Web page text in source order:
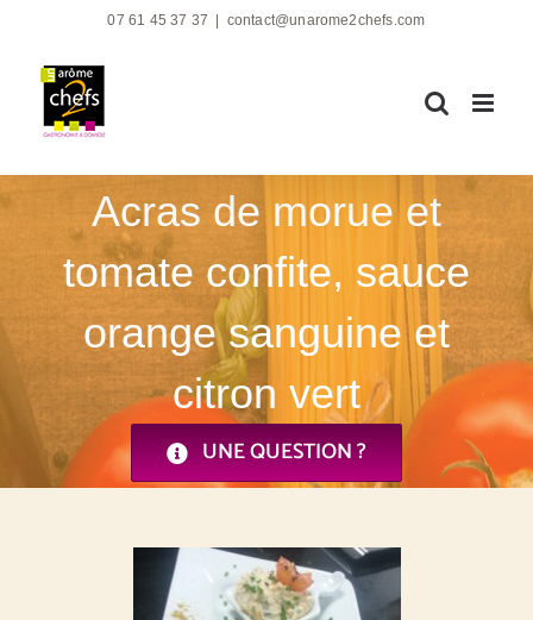
contenu
07 61 45 37 37 contact@unarome2chefs.com
Acras de morue et
tomate confite, sauce
orange sanguine et
citron vert
UNE QUESTION ?